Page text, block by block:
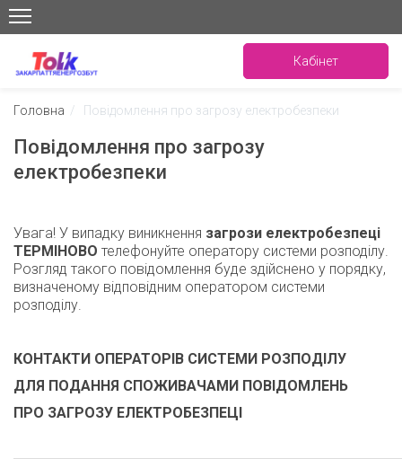
Кабінет
Головна / Повідомлення про загрозу електробезпеки
Повідомлення про загрозу
електробезпеки
Увага! У випадку виникнення загрози електробезпеці
ТЕРМІНОВО телефонуйте оператору системи розподілу.
Розгляд такого повідомлення буде здійснено у порядку,
визначеному відповідним оператором системи
розподілу.
КОНТАКТИ ОПЕРАТОРІВ СИСТЕМИ РОЗПОДІЛУ
ДЛЯ ПОДАННЯ СПОЖИВАЧАМИ ПОВІДОМЛЕНЬ
ПРО ЗАГРОЗУ ЕЛЕКТРОБЕЗПЕЦІ